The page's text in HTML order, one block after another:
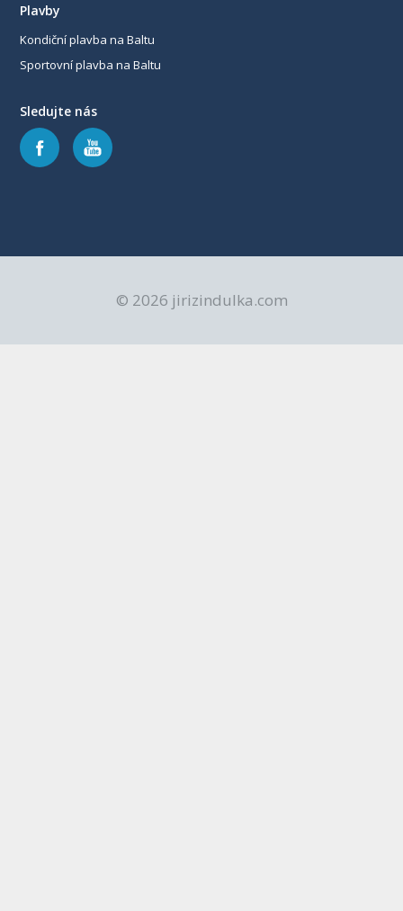
Plavby
Kondiční plavba na Baltu
Sportovní plavba na Baltu
Sledujte nás
© 2026 jirizindulka.com